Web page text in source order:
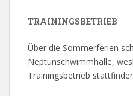
TRAININGSBETRIEB
Über die Sommerferien
Neptunschwimmhalle,
Trainingsbetrieb